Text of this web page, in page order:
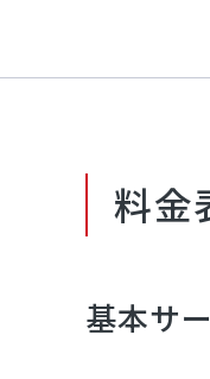
料金
基本サ